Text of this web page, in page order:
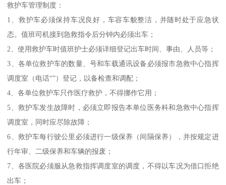
救护车管理制度：
1、救护车必须保持车况良好，车容车貌整洁，并随时处于应急状
态。值班司机接到急救指令后分钟内必须出车；
2、使用救护车时值班护士必须详细登记出车时间、事由、人员等；
3、各单位救护车的数量、号和车载通讯设备必须报市急救中心指挥
调度室（电话“”）登记，以备检查和调配；
4、各单位救护车只作医疗救护，不得挪作它用；
5、救护车发生故障时，必须立即报告本单位医务科和急救中心指挥
调度室，同时应尽除故障；
6、救护车每行驶公里必须进行一级保养（间隔保养），并按规定进
行年审、二级保养和车辆的报废；
7、各医院必须服从急救指挥调度室的调度，不得以车况为借口拒绝
出车；